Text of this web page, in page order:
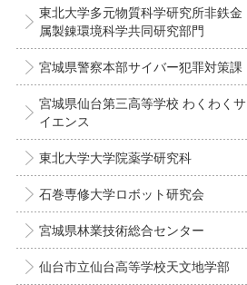
東北大学多元物質科学研究所非鉄金
属製錬環境科学共同研究部門
宮城県警察本部サイバー犯罪対策課
宮城県仙台第三高等学校 わくわくサ
イエンス
東北大学大学院薬学研究科
石巻専修大学ロボット研究会
宮城県林業技術総合センター
仙台市立仙台高等学校天文地学部